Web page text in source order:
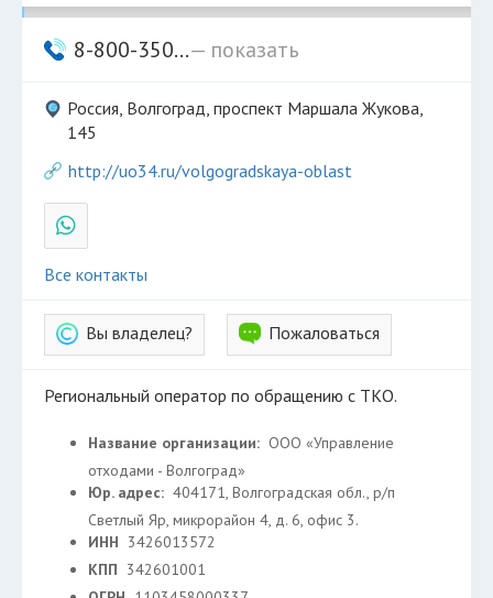
8-800-350...— показать
Россия, Волгоград, проспект Маршала Жукова,
145
http://uo34.ru/volgogradskaya-oblast
Все контакты
Вы владелец? Пожаловаться
Региональный оператор по обращению с ТКО.
Название организации: ООО «Управление
отходами - Волгоград»
Юр. адрес: 404171, Волгоградская обл., р/п
Светлый Яр, микрорайон 4, д. 6, офис 3.
ИНН 3426013572
КПП 342601001